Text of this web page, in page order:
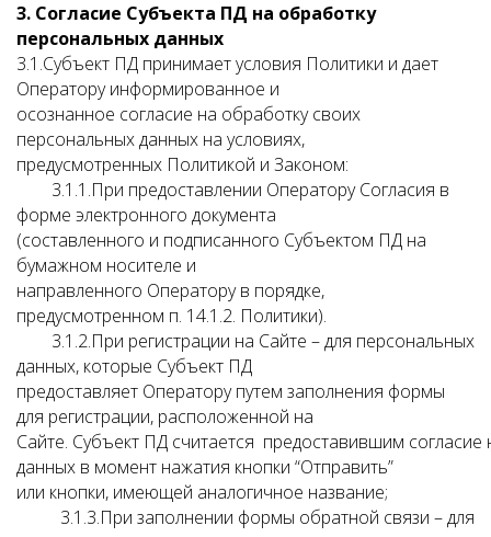
3. Согласие Субъекта ПД на обработку
персональных данных
3.1.Субъект ПД принимает условия Политики и дает
Оператору информированное и
осознанное согласие на обработку своих
персональных данных на условиях,
предусмотренных Политикой и Законом:
3.1.1.При предоставлении Оператору Согласия в
форме электронного документа
(составленного и подписанного Субъектом ПД на
бумажном носителе и
направленного Оператору в порядке,
предусмотренном п. 14.1.2. Политики).
3.1.2.При регистрации на Сайте – для персональных
данных, которые Субъект ПД
предоставляет Оператору путем заполнения формы
для регистрации, расположенной на
Сайте. Субъект ПД считается предоставившим
данных в момент нажатия кнопки “Отправить”
или кнопки, имеющей аналогичное название;
3.1.3.При заполнении формы обратной связи – для